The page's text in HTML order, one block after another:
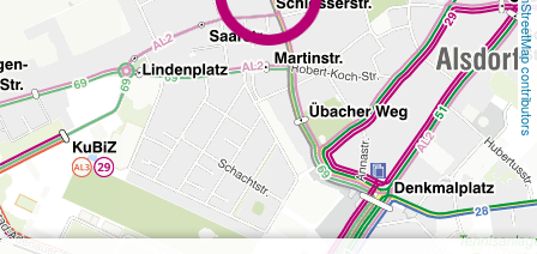
OpenStreetMap contributors